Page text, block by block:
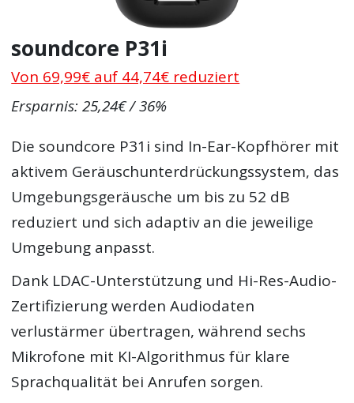
soundcore P31i
Von 69,99€ auf 44,74€ reduziert
Ersparnis: 25,24€ / 36%
Die soundcore P31i sind In-Ear-Kopfhörer mit
aktivem Geräuschunterdrückungssystem, das
Umgebungsgeräusche um bis zu 52 dB
reduziert und sich adaptiv an die jeweilige
Umgebung anpasst.
Dank LDAC-Unterstützung und Hi-Res-Audio-
Zertifizierung werden Audiodaten
verlustärmer übertragen, während sechs
Mikrofone mit KI-Algorithmus für klare
Sprachqualität bei Anrufen sorgen.